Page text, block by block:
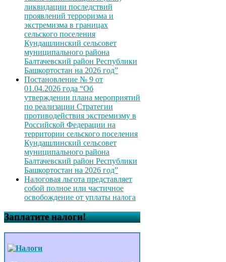
ликвидации последствий
проявлений терроризма и
экстремизма в границах
сельского поселения
Кундашлинский сельсовет
муниципального района
Балтачевский район Республики
Башкортостан на 2026 год”
Постановление № 9 от
01.04.2026 года “Об
утверждении плана мероприятий
по реализации Стратегии
противодействия экстремизму в
Российской Федерации на
территории сельского поселения
Кундашлинский сельсовет
муниципального района
Балтачевский район Республики
Башкортостан на 2026 год”
Налоговая льгота представляет
собой полное или частичное
освобождение от уплаты налога
Заплатите налоги!